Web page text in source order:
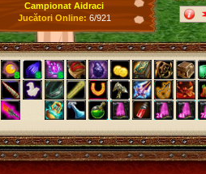
Campionat Aidraci
Jucători Online: 6/921